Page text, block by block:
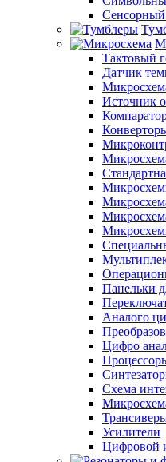
Сенсорный
Тактовый
Датчик
Источник
Панельки
Аналого
Цифро
Схема
Усилители
Цифровой